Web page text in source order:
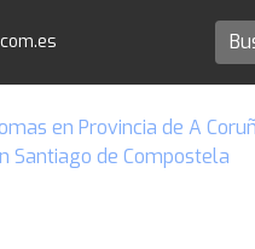
en Provincia de A
Santiago de Compostela